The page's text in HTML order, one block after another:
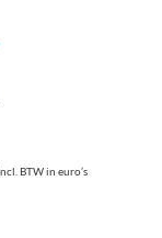
BTW in euro’s